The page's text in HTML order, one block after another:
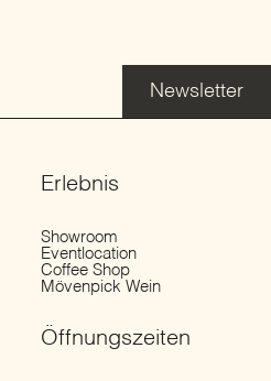
Newsletter
Erlebnis
Showroom
Eventlocation
Coffee Shop
Mövenpick Wein
Öffnungs­zeiten